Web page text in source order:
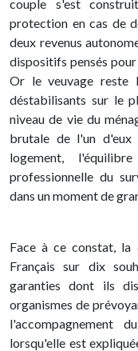
couple s'est
protection en cas de
deux revenus
dispositifs pensés
Or le veuvage reste
déstabilisants sur le
niveau de vie du
brutale de l'un
logement,
professionnelle du
dans un moment de
Face à ce constat, la
Français sur dix
garanties dont ils
organismes de
l'accompagnement
lorsqu'elle est